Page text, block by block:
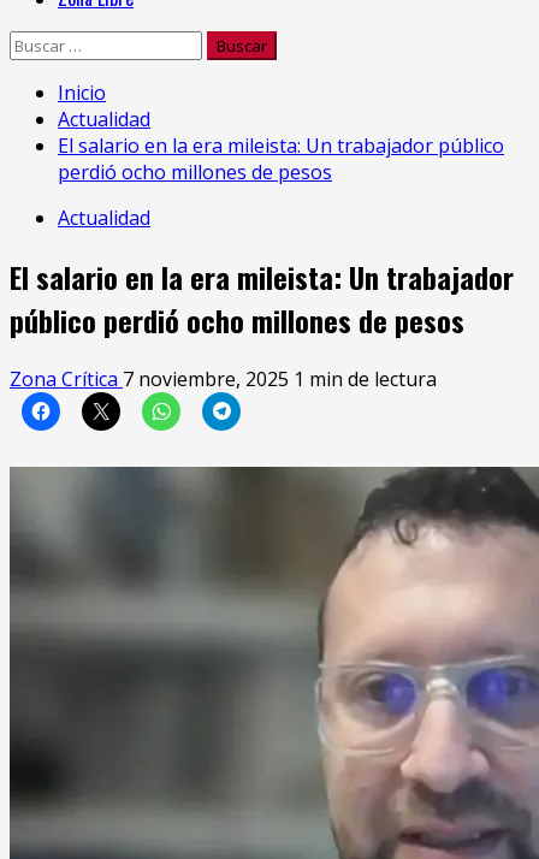
Buscar:
Inicio
Actualidad
El salario en la era mileista: Un trabajador público
perdió ocho millones de pesos
Actualidad
El salario en la era mileista: Un trabajador
público perdió ocho millones de pesos
Zona Crítica 7 noviembre, 2025 1 min de lectura